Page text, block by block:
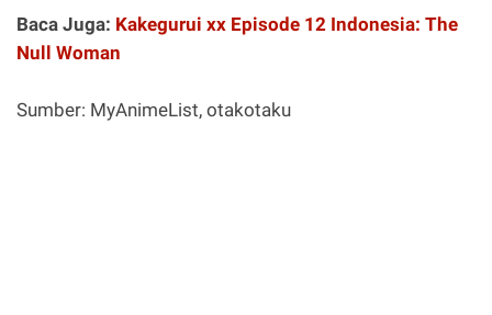
Baca Juga: Kakegurui xx Episode 12 Indonesia: The
Null Woman
Sumber: MyAnimeList, otakotaku